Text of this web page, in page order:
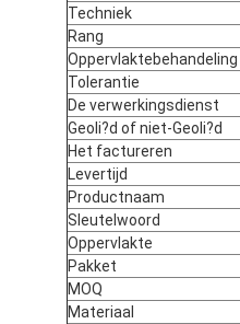
Techniek
Rang
Oppervlaktebehandeling
Tolerantie
De verwerkingsdienst
Geoli?d of niet-Geoli?d
Het factureren
Levertijd
Productnaam
Sleutelwoord
Oppervlakte
Pakket
MOQ
Materiaal